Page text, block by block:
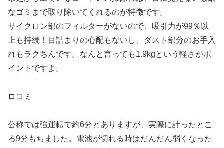
なゴミまで取り除いてくれるのが特徴です。
サイクロン部のフィルターがないので、吸引力が99％以
上も持続！ 目詰まりの心配もないし、ダスト部分のお手入
れもラクちんです。なんと言っても1.9kgという軽さがポ
イントですよ。
ロコミ
公称では強運転で約6分とありますが、実際に計ったとこ
ろ9分もちました。電池が切れる時はだんだん弱くなった